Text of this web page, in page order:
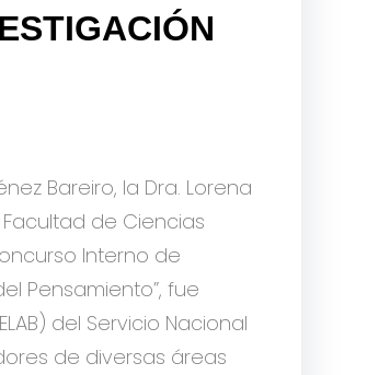
Bareiro, la Dra. Lorena
de Ciencias
Interno de
Pensamiento”, fue
del Servicio Nacional
de diversas áreas